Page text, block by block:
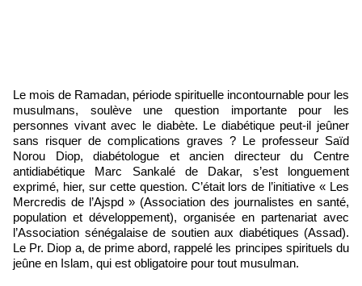
Le mois de Ramadan, période spirituelle incontournable pour les
musulmans, soulève une question importante pour les
personnes vivant avec le diabète. Le diabétique peut-il jeûner
sans risquer de complications graves ? Le professeur Saïd
Norou Diop, diabétologue et ancien directeur du Centre
antidiabétique Marc Sankalé de Dakar, s’est longuement
exprimé, hier, sur cette question. C’était lors de l’initiative « Les
Mercredis de l’Ajspd » (Association des journalistes en santé,
population et développement), organisée en partenariat avec
l’Association sénégalaise de soutien aux diabétiques (Assad).
Le Pr. Diop a, de prime abord, rappelé les principes spirituels du
jeûne en Islam, qui est obligatoire pour tout musulman.